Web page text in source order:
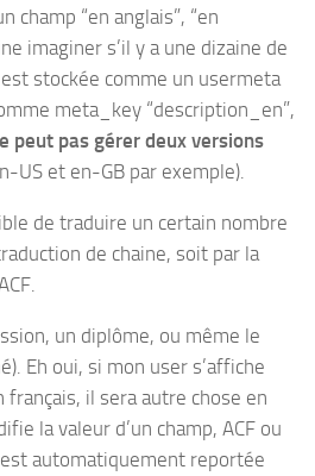
champ “en anglais”, “en
imaginer s’il y a une dizaine de
stockée comme un usermeta
meta_key “description_en”,
peut pas gérer deux versions
US et en-GB par exemple).
de traduire un certain nombre
de chaine, soit par la
un diplôme, ou même le
Eh oui, si mon user s’affiche
français, il sera autre chose en
la valeur d’un champ, ACF ou
automatiquement reportée